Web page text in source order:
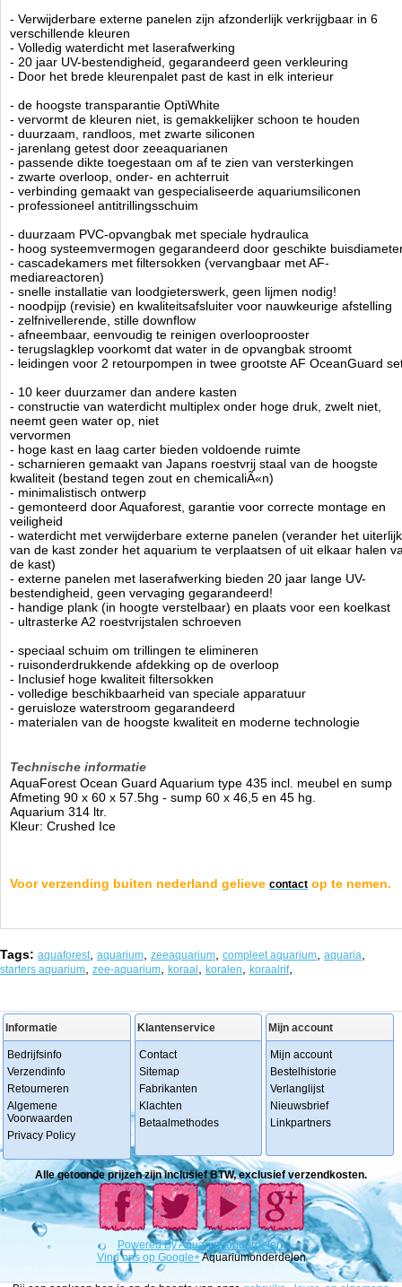
- waterdicht met verwijderbare externe panelen (verander het uiterlijk
van de kast zonder het aquarium te verplaatsen of uit elkaar halen van
de kast)
- externe panelen met laserafwerking bieden 20 jaar lange UV-
bestendigheid, geen vervaging gegarandeerd!
- ultrasterke A2 roestvrijstalen schroeven
- speciaal schuim om trillingen te elimineren
- ruisonderdrukkende afdekking op de overloop
- Inclusief hoge kwaliteit filtersokken
- volledige beschikbaarheid van speciale apparatuur
- geruisloze waterstroom gegarandeerd
- materialen van de hoogste kwaliteit en moderne technologie
Technische informatie
AquaForest Ocean Guard Aquarium type 435 incl. meubel en sump
Afmeting 90 x 60 x 57.5hg - sump 60 x 46,5 en 45 hg.
Aquarium 314 ltr.
Kleur: Crushed Ice
Voor verzending buiten nederland gelievecontact op te nemen.
Manufactured by:Aquaforest
Model:AF-435-CI
Product ID:
3.8208 2250
OrderNew
- Verwijderbare externe panelen zijn afzonderlijk verkrijgbaar in 6
verschillende kleuren
- Volledig waterdicht met laserafwerking
- 20 jaar UV-bestendigheid, gegarandeerd geen verkleuring
- Door het brede kleurenpalet past de kast in elk interieur
- de hoogste transparantie OptiWhite
- vervormt de kleuren niet, is gemakkelijker schoon te houden
- duurzaam, randloos, met zwarte siliconen
- jarenlang getest door zeeaquarianen
- passende dikte toegestaan om af te zien van versterkingen
- zwarte overloop, onder- en achterruit
- verbinding gemaakt van gespecialiseerde aquariumsiliconen
- professioneel antitrillingsschuim
- duurzaam PVC-opvangbak met speciale hydraulica
- hoog systeemvermogen gegarandeerd door geschikte
- cascadekamers met filtersokken (vervangbaar met AF-
mediareactoren)
- snelle installatie van loodgieterswerk, geen lijmen nodig!
- noodpijp (revisie) en kwaliteitsafsluiter voor nauwkeurige afstelling
- zelfnivellerende, stille downflow
- afneembaar, eenvoudig te reinigen overlooprooster
- terugslagklep voorkomt dat water in de opvangbak stroomt
- leidingen voor 2 retourpompen in twee grootste AF OceanGuard
- 10 keer duurzamer dan andere kasten
- constructie van waterdicht multiplex onder hoge druk, zwelt niet,
neemt geen water op, niet
vervormen
- hoge kast en laag carter bieden voldoende ruimte
- scharnieren gemaakt van Japans roestvrij staal van de hoogste
kwaliteit (bestand tegen zout en chemicaliÃ«n)
- minimalistisch ontwerp
- gemonteerd door Aquaforest, garantie voor correcte montage en
veiligheid
- waterdicht met verwijderbare externe panelen (verander het uiterlijk
van de kast zonder het aquarium te verplaatsen of uit elkaar halen
de kast)
- externe panelen met laserafwerking bieden 20 jaar lange UV-
bestendigheid, geen vervaging gegarandeerd!
- handige plank (in hoogte verstelbaar) en plaats voor een koelkast
- ultrasterke A2 roestvrijstalen schroeven
- speciaal schuim om trillingen te elimineren
- ruisonderdrukkende afdekking op de overloop
- Inclusief hoge kwaliteit filtersokken
- volledige beschikbaarheid van speciale apparatuur
- geruisloze waterstroom gegarandeerd
- materialen van de hoogste kwaliteit en moderne technologie
Technische informatie
AquaForest Ocean Guard Aquarium type 435 incl. meubel en sump
Afmeting 90 x 60 x 57.5hg - sump 60 x 46,5 en 45 hg.
Aquarium 314 ltr.
Kleur: Crushed Ice
Voor verzending buiten nederland gelieve contact op te nemen.
Tags: aquaforest aquarium zeeaquarium compleet aquarium aquaria
starters aquarium zee-aquarium koraal koralen koraalrif,
Informatie
Bedrijfsinfo
Verzendinfo
Retourneren
Algemene
Voorwaarden
Privacy Policy
Klantenservice
Contact
Sitemap
Fabrikanten
Klachten
Betaalmethodes
Mijn account
Mijn account
Bestelhistorie
Verlanglijst
Nieuwsbrief
Linkpartners
Alle getoonde prijzen zijn inclusief BTW, exclusief verzendkosten.
PoweredByAquariumonderdelen.
Vind ons op Google+Aquariumonderdelen